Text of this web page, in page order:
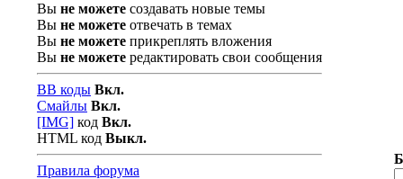
Вы не можете создавать новые темы
Вы не можете отвечать в темах
Вы не можете прикреплять вложения
Вы не можете редактировать свои сообщения
BB коды Вкл.
Смайлы Вкл.
[IMG] код Вкл.
HTML код Выкл.
Правила форума